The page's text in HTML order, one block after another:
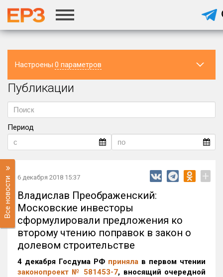
Настроены 0 параметров
Регион
Публикации
Период
Все новости 6 декабря 2018 15:37 +
Владислав Преображенский:
Московские инвесторы
сформулировали предложения ко
второму чтению поправок в закон о
долевом строительстве
4 декабря Госдума РФ приняла в первом чтении
законопроект № 581453-7, вносящий очередной